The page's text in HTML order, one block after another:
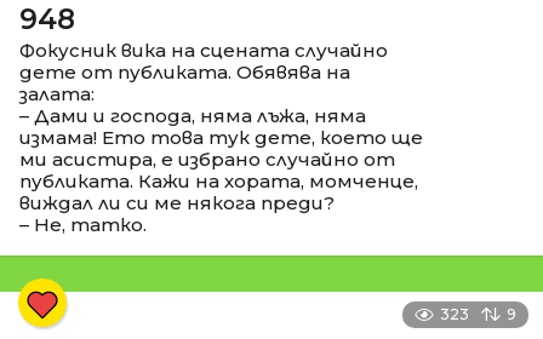
948
Фокусник вика на сцената случайно
дете от публиката. Обявява на
залата:
– Дами и господа, няма лъжа, няма
измама! Ето това тук дете, което ще
ми асистира, е избрано случайно от
публиката. Кажи на хората, момченце,
виждал ли си ме някога преди?
– Не, татко.
323 9